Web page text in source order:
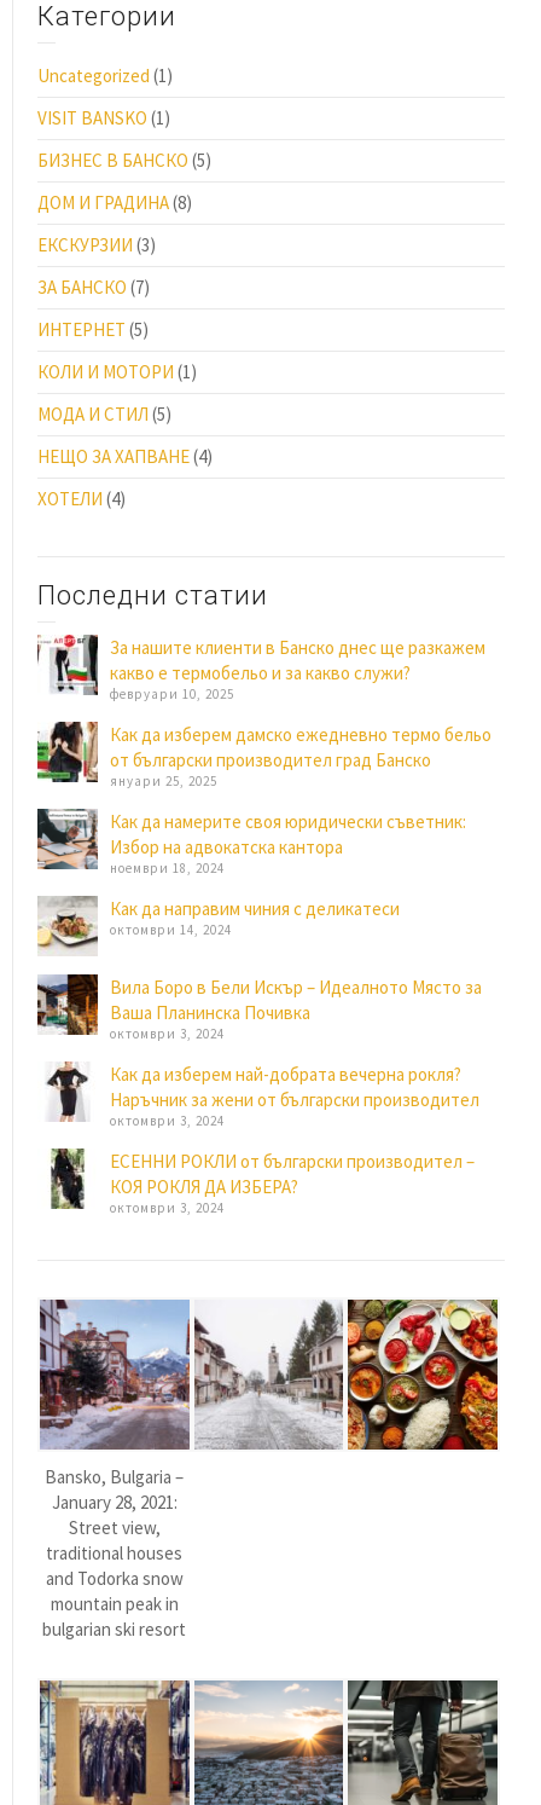
Категории
Uncategorized (1)
VISIT BANSKO (1)
БИЗНЕС В БАНСКО (5)
ДОМ И ГРАДИНА(8)
ЕКСКУРЗИИ (3)
ЗА БАНСКО (7)
ИНТЕРНЕТ (5)
КОЛИ И МОТОРИ (1)
МОДА И СТИЛ (5)
НЕЩО ЗА ХАПВАНЕ(4)
ХОТЕЛИ (4)
Последни статии
За нашите клиенти в Банско днес ще разкажем
какво е термобельо и за какво служи?
февруари 10, 2025
Как да изберем дамско ежедневно термо бельо
от български производител град Банско
януари 25, 2025
Как да намерите своя юридически съветник:
Избор на адвокатска кантора
ноември 18, 2024
Как да направим чиния с деликатеси
октомври 14, 2024
Вила Боро в Бели Искър – Идеалното Място за
Ваша Планинска Почивка
октомври 3, 2024
Как да изберем най-добрата вечерна рокля?
Наръчник за жени от български производител
октомври 3, 2024
ЕСЕННИ РОКЛИ от български производител –
КОЯ РОКЛЯ ДА ИЗБЕРА?
октомври 3, 2024
Bansko, Bulgaria –
January 28, 2021:
Street view,
traditional houses
and Todorka snow
mountain peak in
bulgarian ski resort